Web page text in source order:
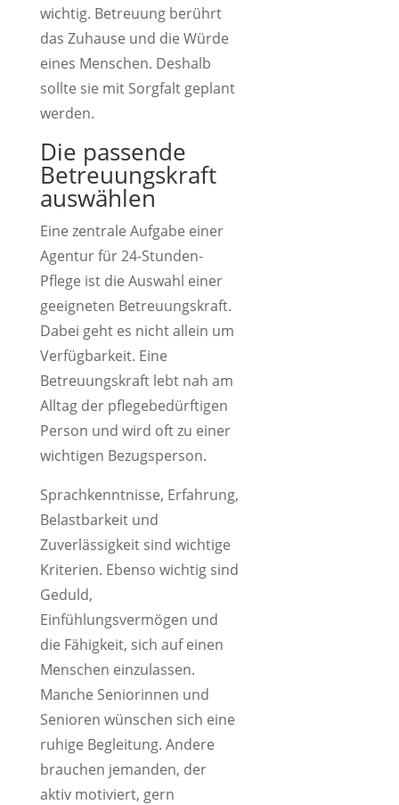
wichtig. Betreuung berührt
das Zuhause und die Würde
eines Menschen. Deshalb
sollte sie mit Sorgfalt geplant
werden.
Die passende
Betreuungskraft
auswählen
Eine zentrale Aufgabe einer
Agentur für 24-Stunden-
Pflege ist die Auswahl einer
geeigneten Betreuungskraft.
Dabei geht es nicht allein um
Verfügbarkeit. Eine
Betreuungskraft lebt nah am
Alltag der pflegebedürftigen
Person und wird oft zu einer
wichtigen Bezugsperson.
Sprachkenntnisse, Erfahrung,
Belastbarkeit und
Zuverlässigkeit sind wichtige
Kriterien. Ebenso wichtig sind
Geduld,
Einfühlungsvermögen und
die Fähigkeit, sich auf einen
Menschen einzulassen.
Manche Seniorinnen und
Senioren wünschen sich eine
ruhige Begleitung. Andere
brauchen jemanden, der
aktiv motiviert, gern